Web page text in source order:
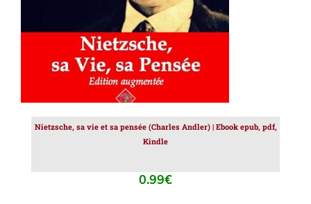
Nietzsche, sa vie et sa pensée (Charles Andler) | Ebook epub, pdf,
Kindle
0.99€